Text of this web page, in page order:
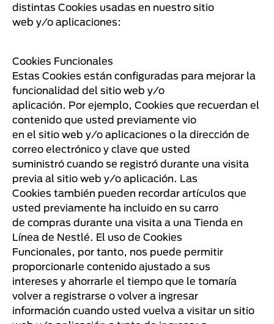
distintas Cookies usadas en nuestro sitio
web y/o aplicaciones:
Cookies Funcionales
Estas Cookies están configuradas para mejorar la
funcionalidad del sitio web y/o
aplicación. Por ejemplo, Cookies que recuerdan el
contenido que usted previamente vio
en el sitio web y/o aplicaciones o la dirección de
correo electrónico y clave que usted
suministró cuando se registró durante una visita
previa al sitio web y/o aplicación. Las
Cookies también pueden recordar artículos que
usted previamente ha incluido en su carro
de compras durante una visita a una Tienda en
Línea de Nestlé. El uso de Cookies
Funcionales, por tanto, nos puede permitir
proporcionarle contenido ajustado a sus
intereses y ahorrarle el tiempo que le tomaría
volver a registrarse o volver a ingresar
información cuando usted vuelva a visitar un sitio